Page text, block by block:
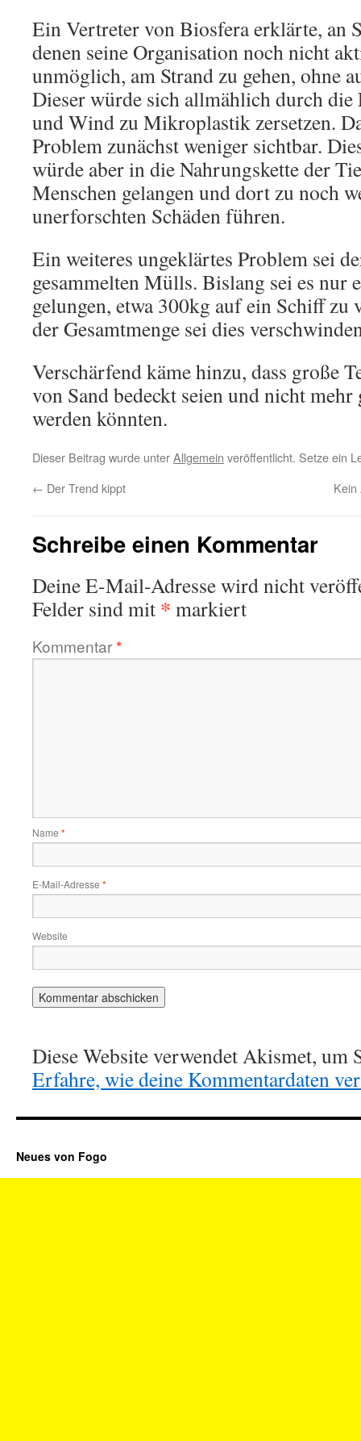
Ein Vertreter von Biosfera erklärte, an
denen seine Organisation noch nicht
unmöglich, am Strand zu gehen, ohne
Dieser würde sich allmählich durch
und Wind zu Mikroplastik zersetzen.
Problem zunächst weniger sichtbar.
würde aber in die Nahrungskette der
Menschen gelangen und dort zu noch
unerforschten Schäden führen.
Ein weiteres ungeklärtes Problem sei
gesammelten Mülls. Bislang sei es nur
gelungen, etwa 300kg auf ein Schiff zu
der Gesamtmenge sei dies
Verschärfend käme hinzu, dass große
von Sand bedeckt seien und nicht
werden könnten.
Dieser Beitrag wurde unterAllgemein veröffentlicht. Setze ein
← Der Trend kippt
Schreibe einen Kommentar
Deine E-Mail-Adresse wird nicht
Felder sind mit * markiert
Kommentar*
Name *
E-Mail-Adresse *
Website
Diese Website verwendet Akismet, um
Erfahre, wie deine Kommentardaten
Neues von Fogo